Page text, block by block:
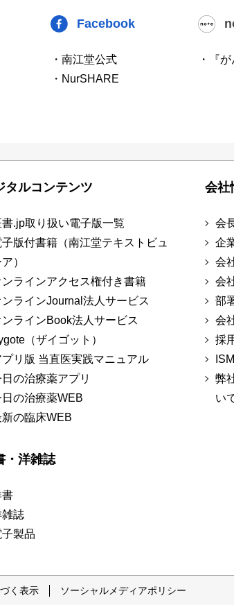
Facebook
・南江堂公式
・NurSHARE
・『
タルコンテンツ
書.jp取り扱い電子版一覧
子版付書籍（南江堂テキストビュ
）
ンラインアクセス権付き書籍
ンラインJournal法人サービス
ンラインBook法人サービス
（ザイゴット）
プリ版 当直医実践マニュアル
の治療薬アプリ
日の治療薬WEB
新の臨床WEB
・洋雑誌
書
雑誌
子製品
会社
会
企
会
会
部
会
採
弊
い
く表示 ソーシャルメディアポリシー